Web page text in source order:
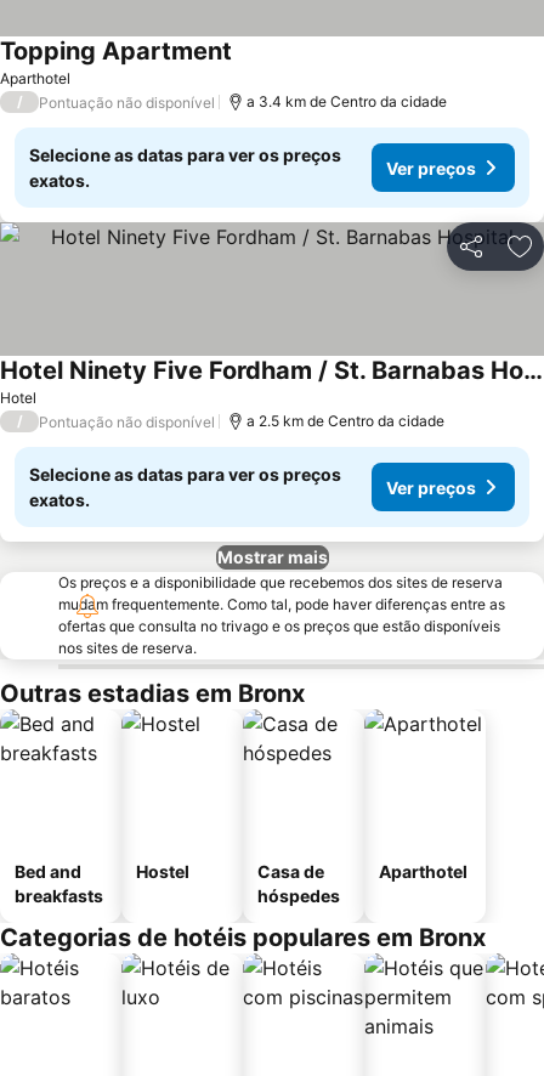
Aparthotel
Topping Apartment
/ Pontuação não disponível a 3.4 km de Centro da cidade
Selecione as datas para ver os preços
exatos.
Ver preços
Partilhar
Hotel
Hotel Ninety Five Fordham / St. Barnabas Hospital
/ Pontuação não disponível a 2.5 km de Centro da cidade
Selecione as datas para ver os preços
exatos.
Ver preços
Mostrar mais
Os preços e a disponibilidade que recebemos dos sites de reserva
mudam frequentemente. Como tal, pode haver diferenças entre as
ofertas que consulta no trivago e os preços que estão disponíveis
nos sites de reserva.
Outras estadias em Bronx
Bed and
breakfasts
Hostel
Casa de
hóspedes
Aparthotel
Categorias de hotéis populares em Bronx